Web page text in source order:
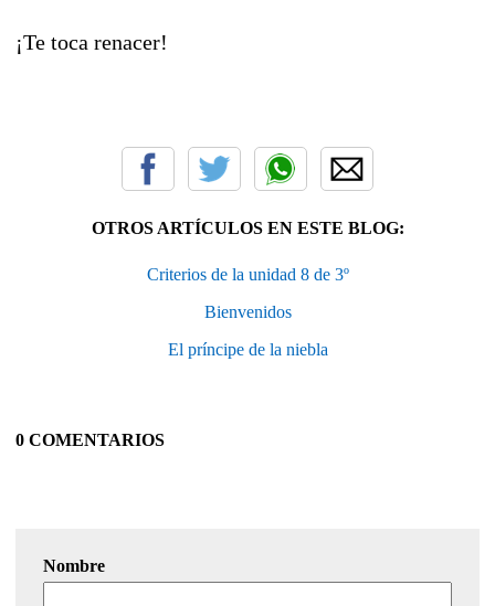
¡Te toca renacer!
OTROS ARTÍCULOS EN ESTE BLOG:
Criterios de la unidad 8 de 3º
Bienvenidos
El príncipe de la niebla
0 COMENTARIOS
Nombre